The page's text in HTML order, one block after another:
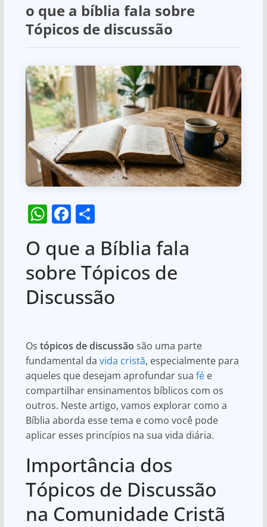
o que a bíblia fala sobre
Tópicos de discussão
W
h
at
s
A
p
F
a
c
e
b
o
k
S
ar
e
O que a Bíblia fala
sobre Tópicos de
Discussão
Os tópicos de discussão são uma parte
fundamental da vida cristã, especialmente para
aqueles que desejam aprofundar sua fée
compartilhar ensinamentos bíblicos com os
outros. Neste artigo, vamos explorar como a
Bíblia aborda esse tema e como você pode
aplicar esses princípios na sua vida diária.
Importância dos
Tópicos de Discussão
na Comunidade Cristã